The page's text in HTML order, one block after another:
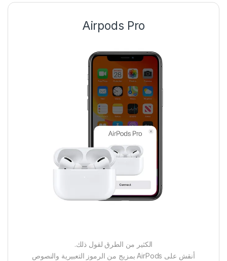
Airpods Pro
الكثير من الطرق لقول ذلك.
أنقش على AirPods بمزيج من الرموز التعبيرية والنصوص